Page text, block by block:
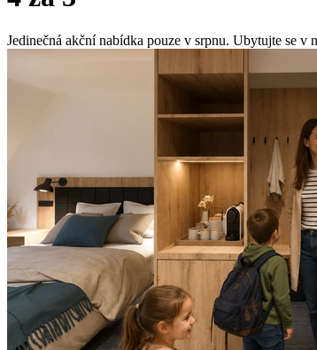
Jedinečná akční nabídka pouze v srpnu. Ubytujte se